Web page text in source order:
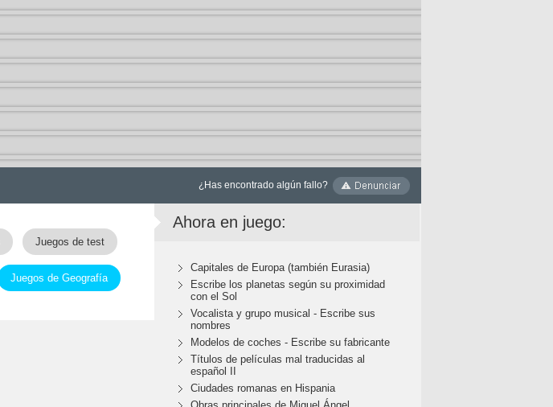
¿Has encontrado algún fallo?
Juegos de test
Juegos de Geografía
Ahora en juego:
Capitales de Europa (también Eurasia)
Escribe los planetas según su proximidad
con el Sol
Vocalista y grupo musical - Escribe sus
nombres
Modelos de coches - Escribe su fabricante
Títulos de películas mal traducidas al
español II
Ciudades romanas en Hispania